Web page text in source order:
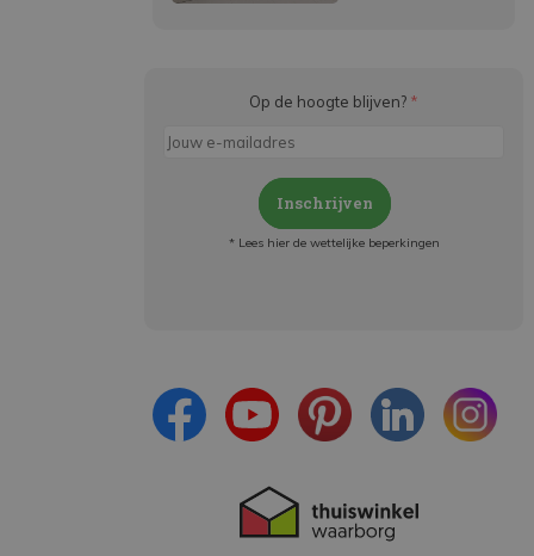
Op de hoogte blijven? *
Inschrijven
* Lees hier de wettelijke beperkingen